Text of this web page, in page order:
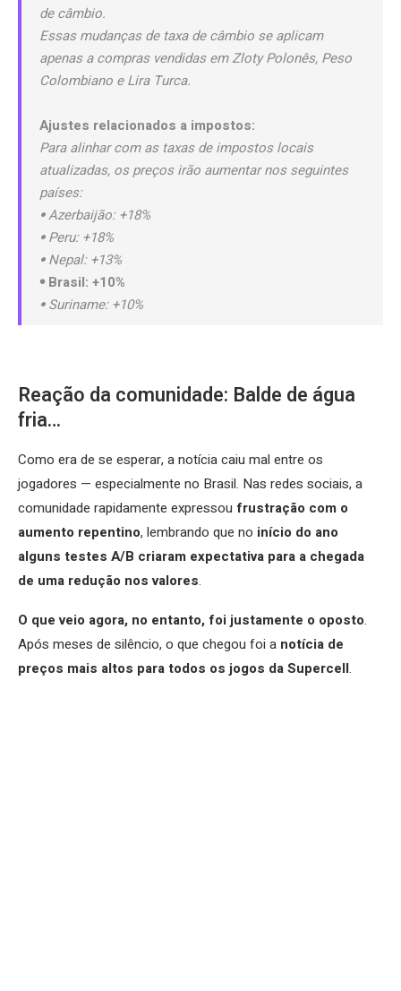
de câmbio.
Essas mudanças de taxa de câmbio se aplicam
apenas a compras vendidas em Zloty Polonês, Peso
Colombiano e Lira Turca.
Ajustes relacionados a impostos:
Para alinhar com as taxas de impostos locais
atualizadas, os preços irão aumentar nos seguintes
países:
𖧹 Azerbaijão: +18%
𖧹 Peru: +18%
𖧹 Nepal: +13%
𖧹 Brasil: +10%
𖧹 Suriname: +10%
Reação da comunidade: Balde de água
fria…
Como era de se esperar, a notícia caiu mal entre os
jogadores — especialmente no Brasil. Nas redes sociais, a
comunidade rapidamente expressou frustração com o
aumento repentino, lembrando que no início do ano
alguns testes A/B criaram expectativa para a chegada
de uma redução nos valores.
O que veio agora, no entanto, foi justamente o oposto.
Após meses de silêncio, o que chegou foi a notícia de
preços mais altos para todos os jogos da Supercell.